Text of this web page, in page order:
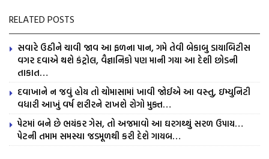
RELATED POSTS
સવારે ઉઠીને ચાવી જાવ આ ફળના પાન, ગમે તેવી બેકાબુ ડાયાબિટીસ
વગર દવાએ થશે કંટ્રોલ, વૈજ્ઞાનિકો પણ માની ગયા આ દેશી છોડની
તાકાત…
દવાખાને ન જવું હોય તો ચોમાસામાં ખાવી જોઈએ આ વસ્તુ, ઇમ્યુનિટી
વધારી આખું વર્ષ શરીરને રાખશે રોગો મુક્ત…
પેટમાં બને છે ભયંકર ગેસ, તો અજમાવો આ ઘરગથ્થું સરળ ઉપાય…
પેટની તમામ સમસ્યા જડમૂળથી કરી દેશે ગાયબ…